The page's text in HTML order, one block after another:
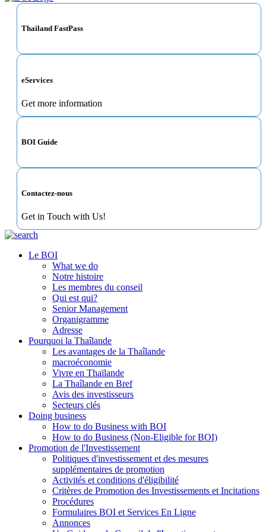
Thailand FastPass
eServices
Get more information
BOI Guide
Contactez-nous
Get in Touch with Us!
Le BOI
What we do
Notre histoire
Les membres du conseil
Qui est qui?
Senior Management
Organigramme
Adresse
Pourquoi la Thaîlande
Les avantages de la Thaîlande
macroéconomie
Vivre en Thaïlande
La Thaîlande en Bref
Avis des investisseurs
Secteurs clés
Doing business
How to do Business with BOI
How to do Business (Non-Eligible for BOI)
Promotion de l'Investissement
Politiques d'investissement et des mesures
supplémentaires de promotion
Activités et conditions d'éligibilité
Critères de Promotion des Investissements et Incitations
Procédures
Formulaires BOI et Services En Ligne
Annonces